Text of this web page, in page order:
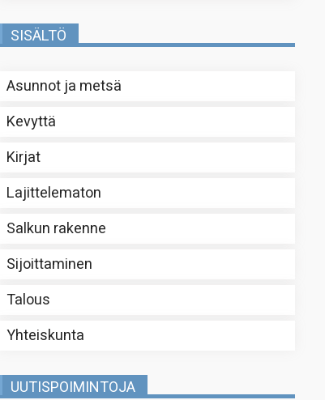
SISÄLTÖ
Asunnot ja metsä
Kevyttä
Kirjat
Lajittelematon
Salkun rakenne
Sijoittaminen
Talous
Yhteiskunta
UUTISPOIMINTOJA